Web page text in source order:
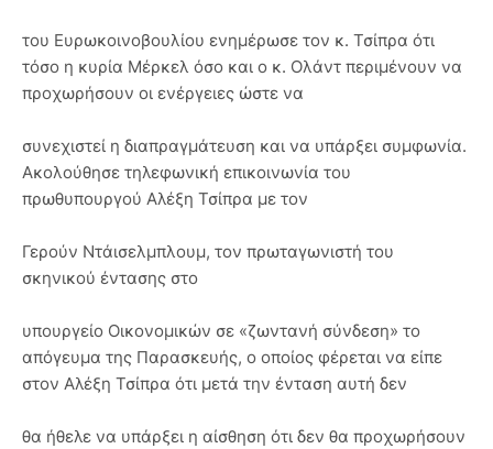
του Ευρωκοινοβουλίου ενημέρωσε τον κ. Τσίπρα ότι
τόσο η κυρία Μέρκελ όσο και ο κ. Ολάντ περιμένουν να
προχωρήσουν οι ενέργειες ώστε να
συνεχιστεί η διαπραγμάτευση και να υπάρξει συμφωνία.
Ακολούθησε τηλεφωνική επικοινωνία του
πρωθυπουργού Αλέξη Τσίπρα με τον
Γερούν Ντάισελμπλουμ, τον πρωταγωνιστή του
σκηνικού έντασης στο
υπουργείο Οικονομικών σε «ζωντανή σύνδεση» το
απόγευμα της Παρασκευής, ο οποίος φέρεται να είπε
στον Αλέξη Τσίπρα ότι μετά την ένταση αυτή δεν
θα ήθελε να υπάρξει η αίσθηση ότι δεν θα προχωρήσουν